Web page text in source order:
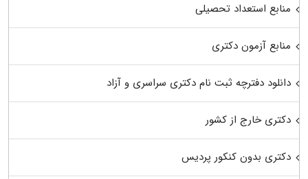
منابع استعداد تحصیلی
منابع آزمون دکتری
دانلود دفترچه ثبت نام دکتری سراسری و آزاد
دکتری خارج از کشور
دکتری بدون کنکور پردیس